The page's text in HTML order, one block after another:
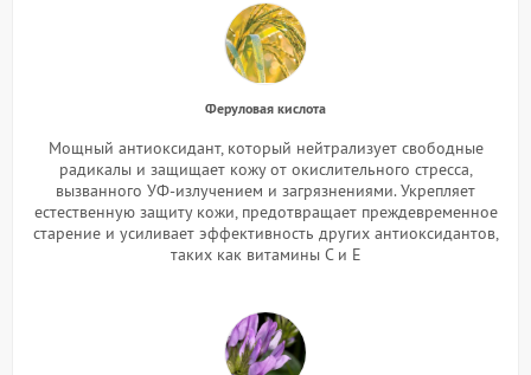
Феруловая кислота
Мощный антиоксидант, который нейтрализует свободные
радикалы и защищает кожу от окислительного стресса,
вызванного УФ-излучением и загрязнениями. Укрепляет
естественную защиту кожи, предотвращает преждевременное
старение и усиливает эффективность других антиоксидантов,
таких как витамины C и E